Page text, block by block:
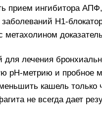
прием ингибитора АПФ,
Н1-
для лечения
рН-метрию и пробное
кашель только
не всегда дает